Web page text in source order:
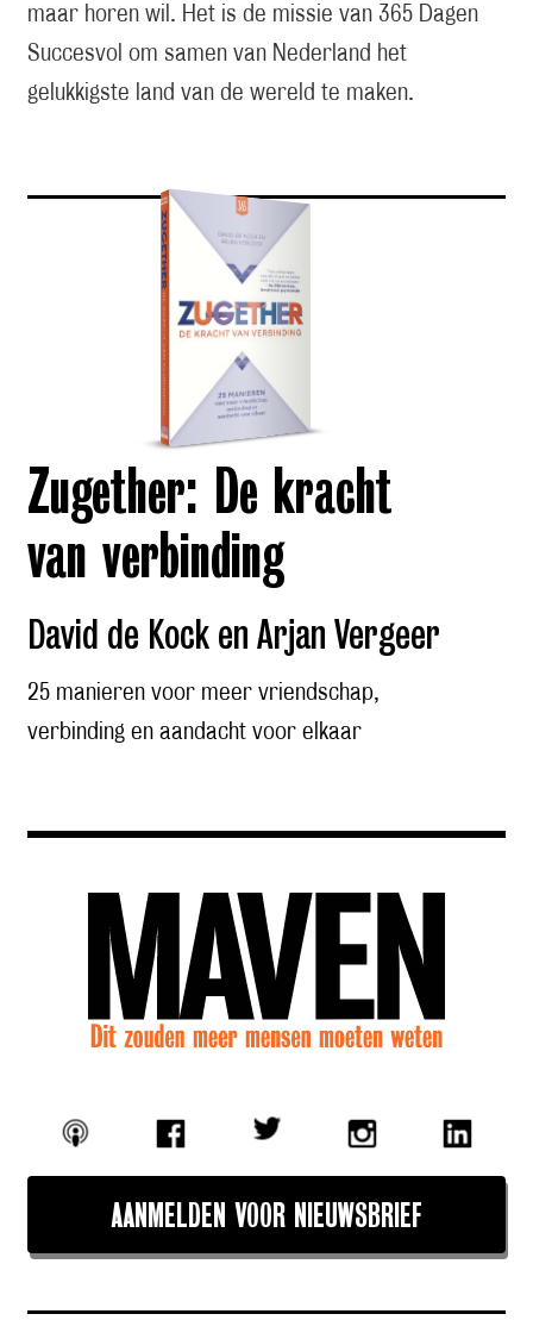
maar horen wil. Het is de missie van 365 Dagen
Succesvol om samen van Nederland het
gelukkigste land van de wereld te maken.
Zugether: De kracht
van verbinding
David de Kock en Arjan Vergeer
25 manieren voor meer vriendschap,
verbinding en aandacht voor elkaar
AANMELDEN VOOR NIEUWSBRIEF